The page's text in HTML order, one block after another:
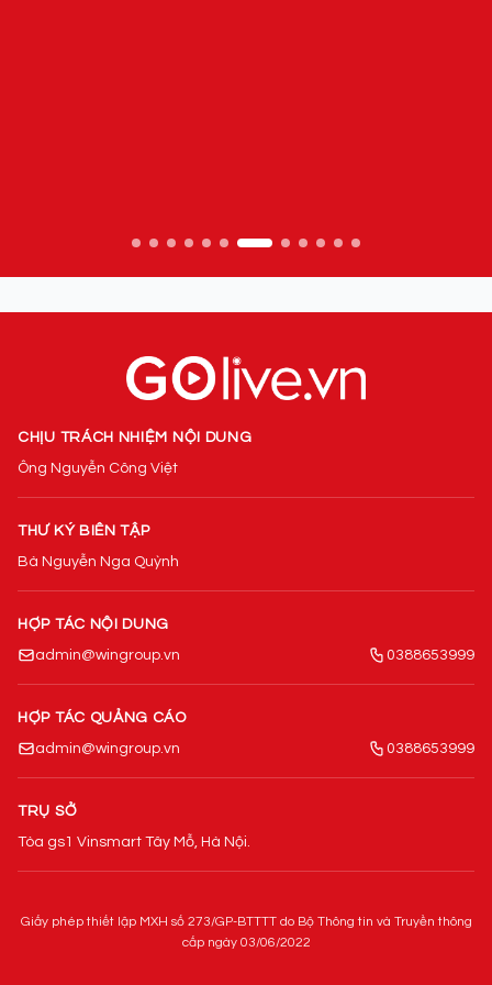
CHỊU TRÁCH NHIỆM NỘI DUNG
Ông Nguyễn Công Việt
THƯ KÝ BIÊN TẬP
Bà Nguyễn Nga Quỳnh
HỢP TÁC NỘI DUNG
admin@wingroup.vn
0388653999
HỢP TÁC QUẢNG CÁO
admin@wingroup.vn
0388653999
TRỤ SỞ
Tòa gs1 Vinsmart Tây Mỗ, Hà Nội.
Giấy phép thiết lập MXH số 273/GP-BTTTT do Bộ Thông tin và Truyền thông
cấp ngày 03/06/2022